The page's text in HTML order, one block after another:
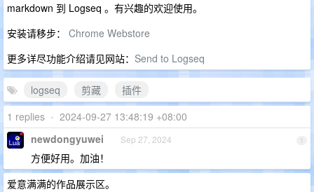
markdown 到 Logseq 。有兴趣的欢迎使用。
安装请移步： Chrome Webstore
更多详尽功能介绍请见网站： Send to Logseq
logseq 剪藏
插件
1 replies • 2024-09-27 13:48:19 +08:00
1
newdongyuwei Sep 27, 2024
方便好用。加油！
爱意满满的作品展示区。